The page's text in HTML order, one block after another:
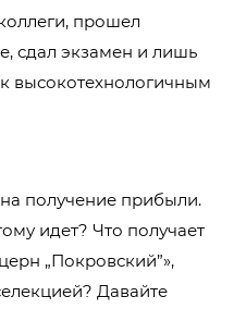
прошел
сдал экзамен и лишь
высокотехнологичным
получение прибыли.
идет? Что получает
„Покровский”»,
Давайте